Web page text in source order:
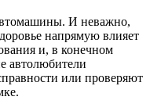
И неважно,
напрямую влияет
и, в конечном
автолюбители
или проверяют